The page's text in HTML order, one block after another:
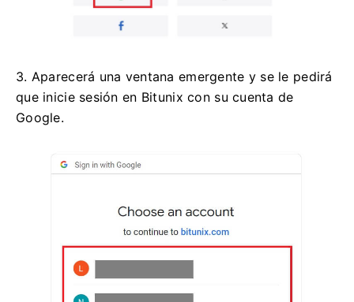
3. Aparecerá una ventana emergente y se le pedirá
que inicie sesión en Bitunix con su cuenta de
Google.